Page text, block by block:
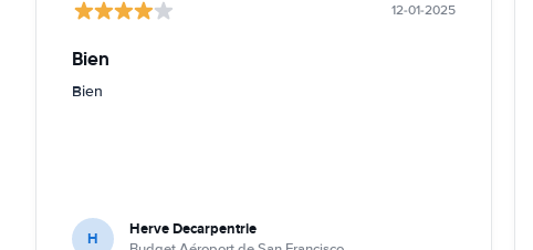
12-01-2025
Bien
Bien
H Herve Decarpentrie